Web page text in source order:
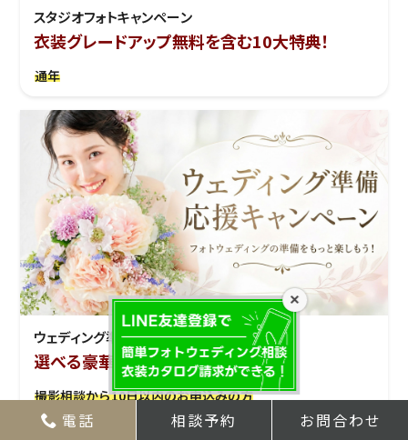
スタジオフォトキャンペーン
衣装グレードアップ無料を含む10大特典！
通年
ウェディング準備応援キャンぺーン
選べる豪華特典をプレゼント！
撮影相談から10日以内のお申込みの方
×
電話 相談予約 お問合わせ